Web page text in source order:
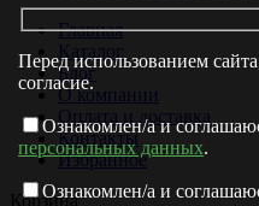
Главная
Каталог
Блог
О компании
Оплата и доставка
Контакты
Избранное
Корзина
Перед использованием
согласие.
Ознакомлен/а и
персональных данных.
Ознакомлен/а и